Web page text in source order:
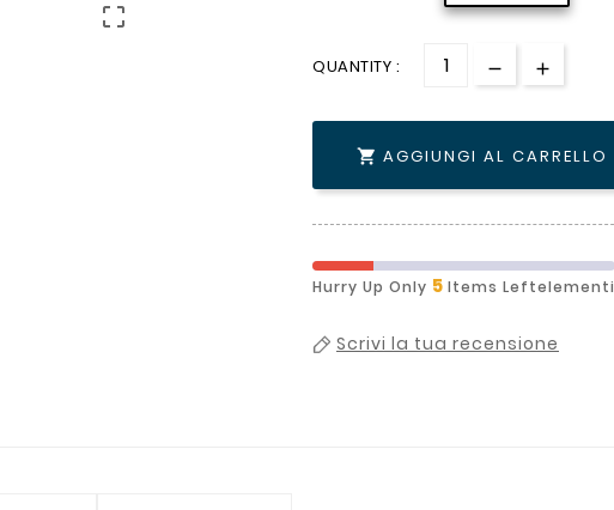

QUANTITY :
 AGGIUNGI AL CARRELLO
Hurry Up Only 5 Items Leftelementi
Scrivi la tua recensione